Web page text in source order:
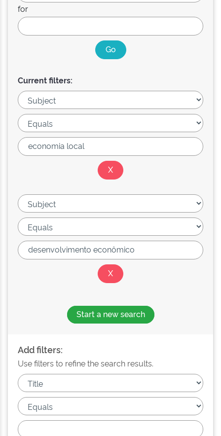
for
Current filters:
Start a new search
Add filters:
Use filters to refine the search results.